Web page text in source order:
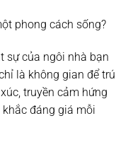
phong cách sống?
sự của ngôi nhà bạn
là không gian để trú
truyền cảm hứng
đáng giá mỗi